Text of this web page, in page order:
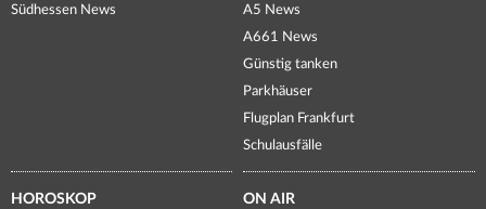
Südhessen News
A5 News
A661 News
Günstig tanken
Parkhäuser
Flugplan Frankfurt
Schulausfälle
HOROSKOP ON AIR